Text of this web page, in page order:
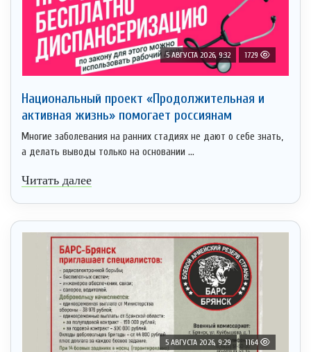
5 АВГУСТА 2026, 9:32 1729
Национальный проект «Продолжительная и
активная жизнь» помогает россиянам
Многие заболевания на ранних стадиях не дают о себе знать,
а делать выводы только на основании ...
Читать далее
5 АВГУСТА 2026, 9:29 1164